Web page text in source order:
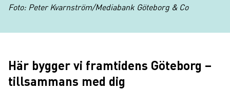
Foto: Peter Kvarnström/Mediabank Göteborg & Co
Här bygger vi framtidens Göteborg –
tillsammans med dig